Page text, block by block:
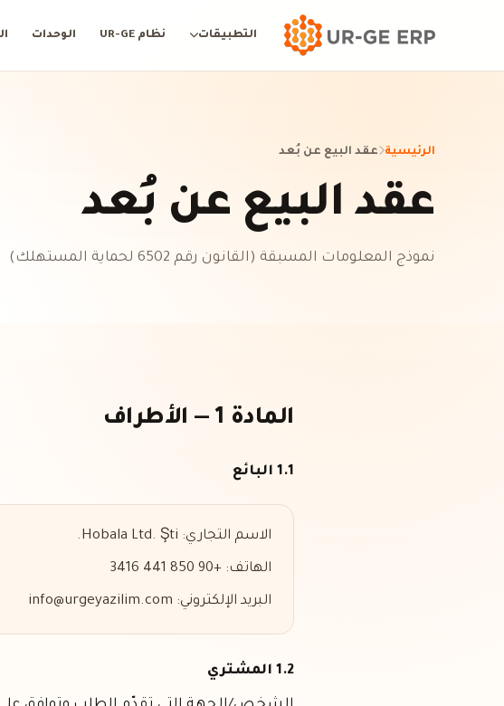
التطبيقات نظام UR-GE الوحدات
الرئيسية عقد البيع عن بُعد
عقد البيع عن بُعد
نموذج المعلومات المسبقة (القانون رقم 6502 لحماية المستهلك)
المادة 1 — الأطراف
1.1 البائع
الاسم التجاري: Hobala Ltd. Şti.
الهاتف: +90 850 441 3416
البريد الإلكتروني: info@urgeyazilim.com
1.2 المشتري